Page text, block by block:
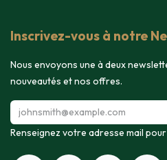
Inscrivez-vous à notre
Nous envoyons une à deux
nouveautés et nos offres.
Renseignez votre adresse mail